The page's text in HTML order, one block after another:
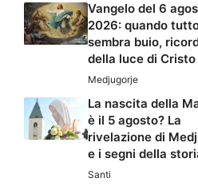
Vangelo del 6
2026: quando
sembra buio,
della luce di Cristo
Medjugorje
La nascita della
è il 5 agosto? La
rivelazione di
e i segni della
Santi